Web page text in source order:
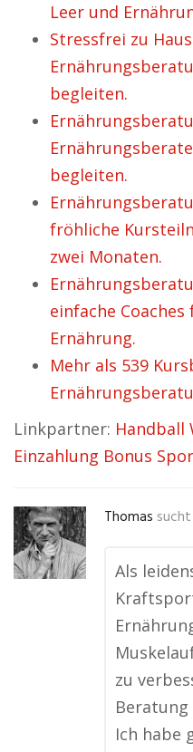
Leer und
Stressfrei zu
begleiten.
begleiten.
fröhliche
zwei Monaten.
einfache
Ernährung.
Mehr als 539
Linkpartner: Handball
Einzahlung Bonus
Thomas
Als
zu
Ich habe